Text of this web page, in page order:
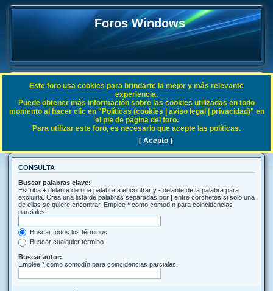
Foros Windows
FAQ
Índice general Buscar
Buscar
CONSULTA
Buscar palabras clave:
Escriba + delante de una palabra a encontrar y - delante de la palabra para
excluirla. Crea una lista de palabras separadas por | entre corchetes si solo una
de ellas se quiere encontrar. Emplee * como comodín para coincidencias
parciales.
Buscar todos los términos
Buscar cualquier término
Buscar autor:
Emplee * como comodín para coincidencias parciales.
Este foro usa cookies para brindarte la mejor y más relevante
experiencia.
Puede obtener más información sobre las cookies utilizadas en todo
momento al hacer clic en "Políticas (cookies | aviso legal | privacidad)" en
el pie de página del foro.
Para utilizar este foro, es necesario que acepte las políticas.
[ Acepto ]